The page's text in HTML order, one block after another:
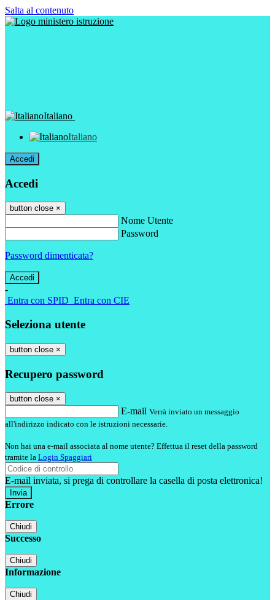
Salta al contenuto
Italiano
Italiano
Accedi
Accedi
button close ×
Nome Utente
Password
Password dimenticata?
-
Entra con SPID Entra con CIE
Seleziona utente
button close ×
Recupero password
button close ×
E-mail Verrà inviato un messaggio
all'indirizzo indicato con le istruzioni necessarie.
Non hai una e-mail associata al nome utente? Effettua il reset della password
tramite la Login Spaggiari
E-mail inviata, si prega di controllare la casella di posta elettronica!
Errore
Chiudi
Successo
Chiudi
Informazione
Chiudi